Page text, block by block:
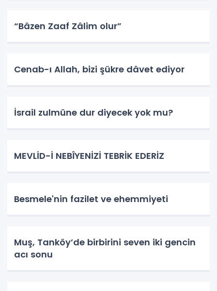
“Bâzen Zaaf Zâlim olur”
Cenab-ı Allah, bizi şükre dâvet ediyor
İsrail zulmüne dur diyecek yok mu?
MEVLİD-İ NEBÎYENİZİ TEBRİK EDERİZ
Besmele'nin fazilet ve ehemmiyeti
Muş, Tanköy’de birbirini seven iki gencin
acı sonu